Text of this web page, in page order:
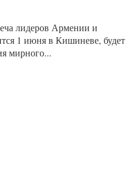
лидеров Армении и
1 июня в Кишиневе, будет
мирного...